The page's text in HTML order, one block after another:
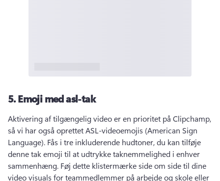
5.Emoji med asl-tak
Aktivering af tilgængelig video er en prioritet på Clipchamp,
så vi har også oprettet ASL-videoemojis (American Sign
Language). Fås i tre inkluderende hudtoner, du kan tilføje
denne tak emoji til at udtrykke taknemmelighed i enhver
sammenhæng. Føj dette klistermærke side om side til dine
video visuals for teammedlemmer på arbejde og skole eller